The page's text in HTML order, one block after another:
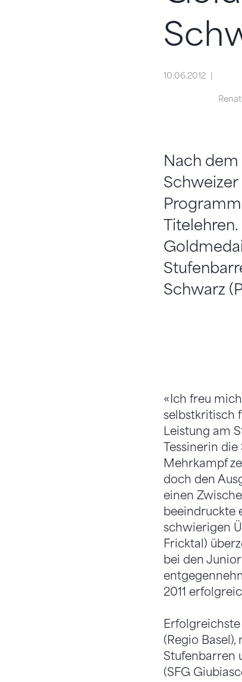
10.06.2012
Nach
Schwarz
«Ich freu
selbstkritisch
Leistung am
Tessinerin
Mehrkampf
doch den
einen
beeindruckte
schwierigen
Fricktal)
bei den
2011
(Regio
Stufenbarren
(SFG